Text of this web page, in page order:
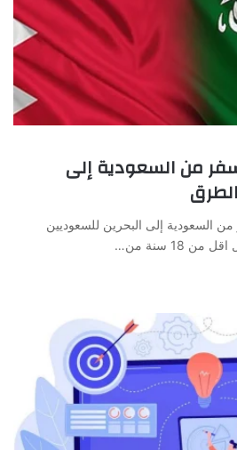
من السعودية إلى
السعودية إلى البحرين للسعوديين
18 سنة من…